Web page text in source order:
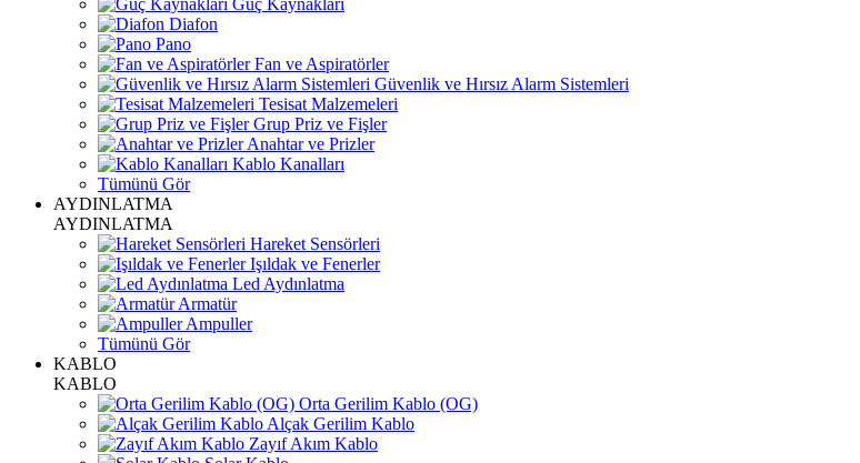
Güç Kaynakları
Diafon
Pano
Fan ve Aspiratörler
Güvenlik ve Hırsız Alarm Sistemleri
Tesisat Malzemeleri
Grup Priz ve Fişler
Anahtar ve Prizler
Kablo Kanalları
Tümünü Gör
AYDINLATMA
AYDINLATMA
Hareket Sensörleri
Işıldak ve Fenerler
Led Aydınlatma
Armatür
Ampuller
Tümünü Gör
KABLO
KABLO
Orta Gerilim Kablo (OG)
Alçak Gerilim Kablo
Zayıf Akım Kablo